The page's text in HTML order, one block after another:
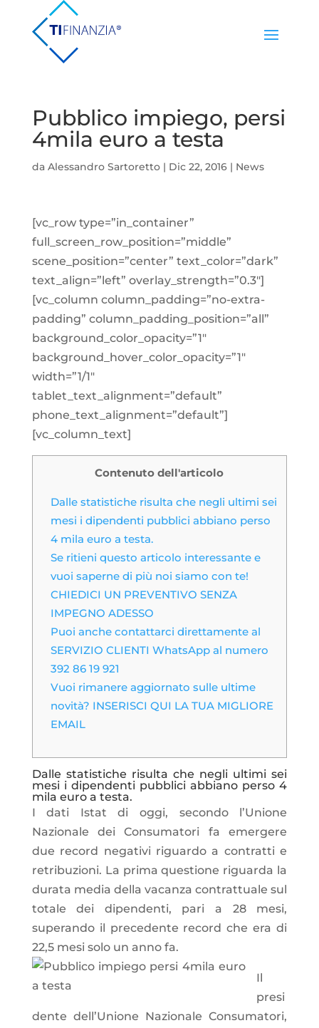
Pubblico impiego, persi
4mila euro a testa
da Alessandro Sartoretto| Dic 22, 2016| News
[vc_row type=”in_container”
full_screen_row_position=”middle”
scene_position=”center” text_color=”dark”
text_align=”left” overlay_strength=”0.3″]
[vc_column column_padding=”no-extra-
padding” column_padding_position=”all”
background_color_opacity=”1″
background_hover_color_opacity=”1″
width=”1/1″
tablet_text_alignment=”default”
phone_text_alignment=”default”]
[vc_column_text]
Contenuto dell'articolo
Dalle statistiche risulta che negli ultimi sei
mesi i dipendenti pubblici abbiano perso
4 mila euro a testa.
Se ritieni questo articolo interessante e
vuoi saperne di più noi siamo con te!
CHIEDICI UN PREVENTIVO SENZA
IMPEGNO ADESSO
Puoi anche contattarci direttamente al
SERVIZIO CLIENTI WhatsApp al numero
392 86 19 921
Vuoi rimanere aggiornato sulle ultime
novità? INSERISCI QUI LA TUA MIGLIORE
EMAIL
Dalle statistiche risulta che negli ultimi sei
mesi i dipendenti pubblici abbiano perso 4
mila euro a testa.
I dati Istat di oggi, secondo l’Unione
Nazionale dei Consumatori fa emergere
due record negativi riguardo a contratti e
retribuzioni. La prima questione riguarda la
durata media della vacanza contrattuale sul
totale dei dipendenti, pari a 28 mesi,
superando il precedente record che era di
22,5 mesi solo un anno fa.
Il
presi
dente dell’Unione Nazionale Consumatori,